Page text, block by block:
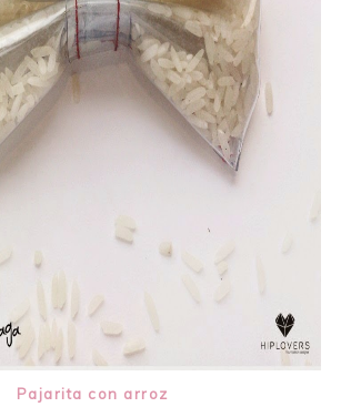
Pajarita con arroz